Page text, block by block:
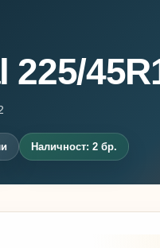
225/
Наличност: 2 бр.